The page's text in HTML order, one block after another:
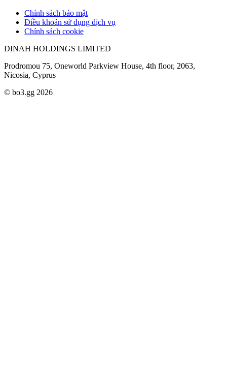
Chính sách bảo mật
Điều khoản sử dụng dịch vụ
Chính sách cookie
DINAH HOLDINGS LIMITED
Prodromou 75, Oneworld Parkview House, 4th floor, 2063,
Nicosia, Cyprus
© bo3.gg 2026